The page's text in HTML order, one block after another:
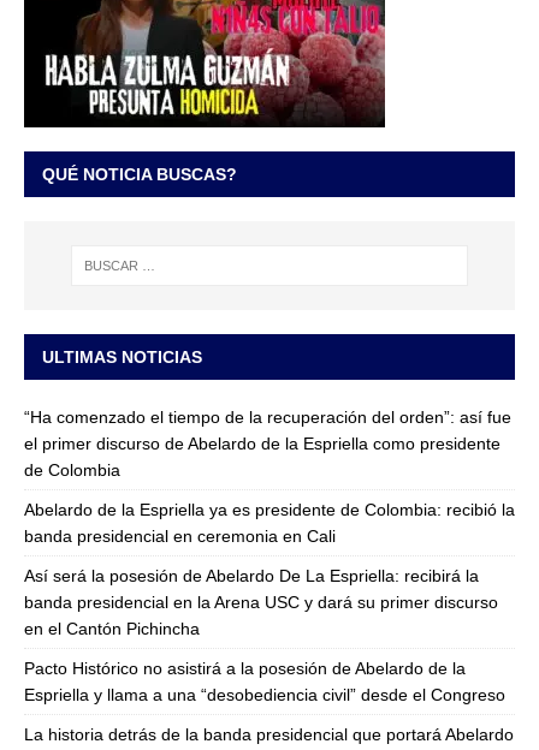
QUÉ NOTICIA BUSCAS?
ULTIMAS NOTICIAS
“Ha comenzado el tiempo de la recuperación del orden”: así fue
el primer discurso de Abelardo de la Espriella como presidente
de Colombia
Abelardo de la Espriella ya es presidente de Colombia: recibió la
banda presidencial en ceremonia en Cali
Así será la posesión de Abelardo De La Espriella: recibirá la
banda presidencial en la Arena USC y dará su primer discurso
en el Cantón Pichincha
Pacto Histórico no asistirá a la posesión de Abelardo de la
Espriella y llama a una “desobediencia civil” desde el Congreso
La historia detrás de la banda presidencial que portará Abelardo